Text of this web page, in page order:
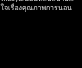
จเรื่องคุณภาพการนอน